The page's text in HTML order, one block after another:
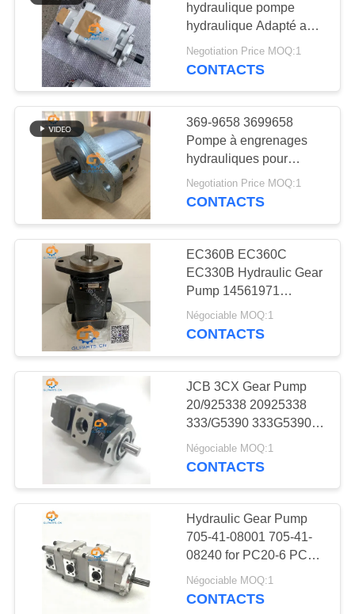
NOUVELLES
LES
AFFAIRES
PLAN
POLITIQUE
CONFIDENTIALITÉ
Pièces détachées
pour excavatrices
Pompes
hydrauliques pour
excavatrice
88
Excavatrice Gear
Pump
hydraulique pompe
hydraulique Adapté aux
chargeurs à roues
Komatsu WA600-3LK
Negotiation Price MOQ:1
CONTACTS
369-9658 3699658
Pompe à engrenages
hydrauliques pour
excavatrice 374F 390F
Pour pièces CAT
Negotiation Price MOQ:1
CONTACTS
EC360B EC360C
EC330B Hydraulic Gear
Pump 14561971
VOE14561971 for Volvo
Excavator
Négociable MOQ:1
CONTACTS
JCB 3CX Gear Pump
20/925338 20925338
333/G5390 333G5390
332/F9030 332F9030
Négociable MOQ:1
CONTACTS
Hydraulic Gear Pump
705-41-08001 705-41-
08240 for PC20-6 PC30-
6 PC38UU-1 PC38UU-1
Mini Excavator Pumps
Négociable MOQ:1
CONTACTS